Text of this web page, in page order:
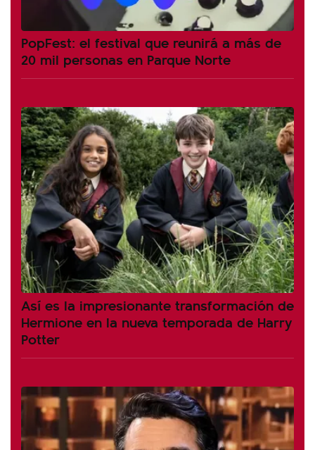
PopFest: el festival que reunirá a más de
20 mil personas en Parque Norte
Así es la impresionante transformación de
Hermione en la nueva temporada de Harry
Potter